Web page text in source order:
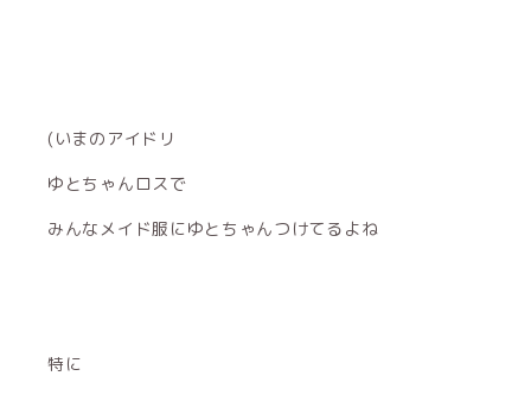
(いまのアイドリ
ゆとちゃんロスで
みんなメイド服にゆとちゃんつけてるよね
特に